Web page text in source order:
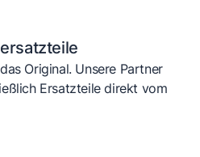
Original. Unsere Partner
Ersatzteile direkt vom